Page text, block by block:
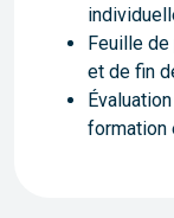
Feuille
et de fin
formation